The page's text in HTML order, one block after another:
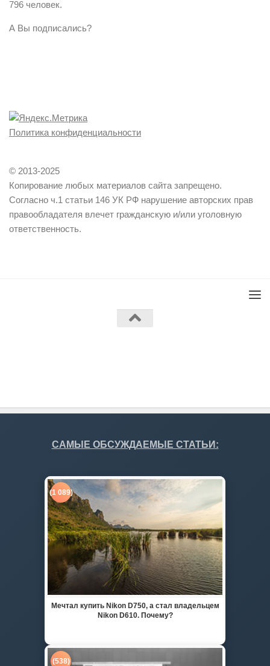
796 человек.
А Вы подписались?
Политика конфиденциальности
© 2013-2025
Копирование любых материалов сайта запрещено.
Согласно ч.1 статьи 146 УК РФ нарушение авторских прав
правообладателя влечет гражданскую и/или уголовную
ответственность.
САМЫЕ ОБСУЖДАЕМЫЕ СТАТЬИ:
(1 089)
Мечтал купить Nikon D750, а стал владельцем
Nikon D610. Почему?
(538)